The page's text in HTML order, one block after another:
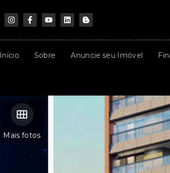
Início Sobre Anuncie seu Imóvel
Mais fotos